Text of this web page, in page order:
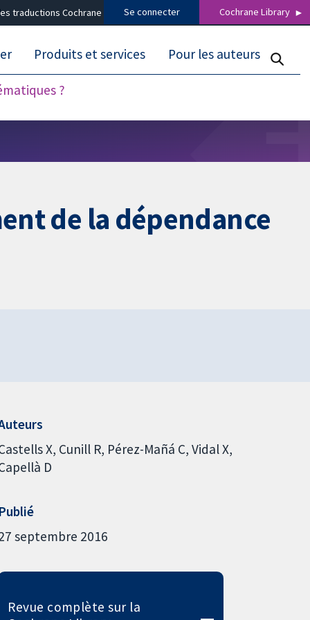
traductions Cochrane Se connecter Cochrane Library
?
Produits et services Pour les auteurs
de la dépendance
X Cunill R Pérez-Mañá C Vidal X
D
Publié
septembre 2016
Revue complète sur la